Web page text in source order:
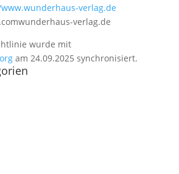
verlag.de
wunderhaus-verlag.de
wurde mit
am 24.09.2025 synchronisiert.